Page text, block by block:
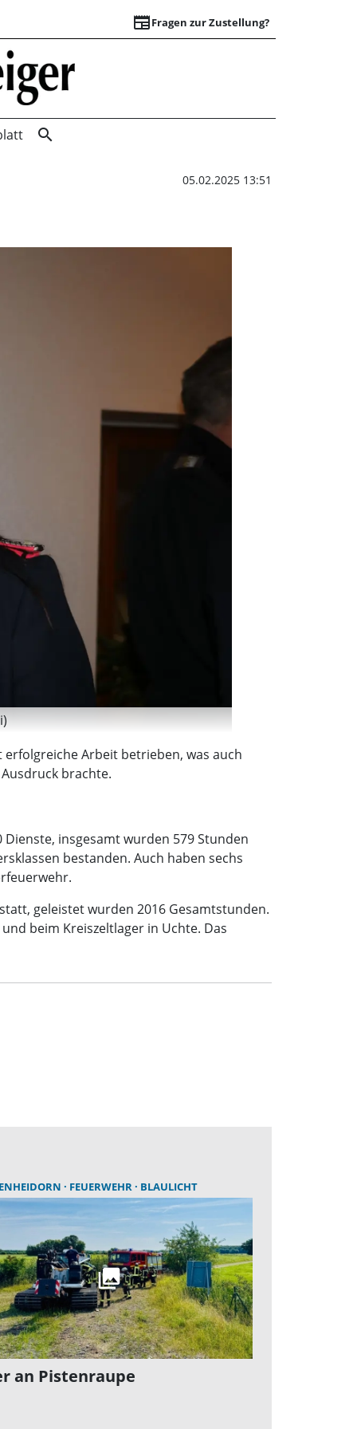
newspaperFragen zur Zustellung?
Erfolgreiche
search
05.02.2025 13:51
Arbeit betrieben, was auch
brachte.
Dienste, insgesamt wurden 579 Stunden
bestanden. Auch haben sechs
geleistet wurden 2016 Gesamtstunden.
beim Kreiszeltlager in Uchte. Das
FEUERWEHR BLAULICHT
an Pistenraupe